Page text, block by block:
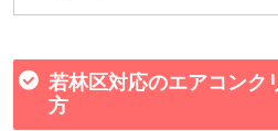
若林区対応のエアコンク
方